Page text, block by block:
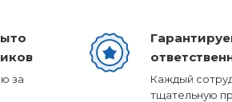
за
Каждый
тщательную